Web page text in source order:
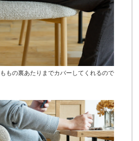
もの裏あたりまでカバーしてくれるので